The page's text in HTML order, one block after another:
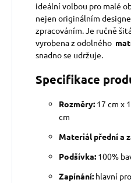
ideální volbou pro malé
nejen originálním
zpracováním. Je ručně
vyrobena z odolného
snadno se udržuje.
Specifikace
Rozměry: 17 cm x
cm
Materiál přední a
Podšívka: 100%
Zapínání: hlavní